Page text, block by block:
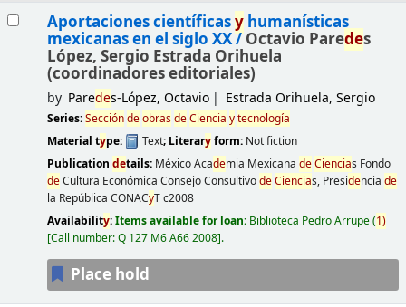
Aportaciones científicasyhumanísticas
mexicanas en el siglo XX /Octavio Paredes
López, Sergio Estrada Orihuela
(coordinadores editoriales)
by Paredes-López, Octavio Estrada Orihuela, Sergio
Series:SeccióndeobrasdeCiencia ytecnología
Material type: Text; Literaryform: Not fiction
Publication details: MéxicoAcademia Mexicana deCiencias Fondo
deCultura Económica Consejo ConsultivodeCiencias, Presidencia de
la República CONACyTc2008
Availability:Items available for loan: Biblioteca Pedro Arrupe(1)
Call number:Q 127 M6 A66 2008 .
Place hold